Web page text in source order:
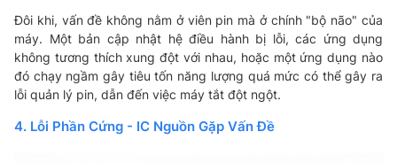
Đôi khi, vấn đề không nằm ở viên pin mà ở chính "bộ não" của
máy. Một bản cập nhật hệ điều hành bị lỗi, các ứng dụng
không tương thích xung đột với nhau, hoặc một ứng dụng nào
đó chạy ngầm gây tiêu tốn năng lượng quá mức có thể gây ra
lỗi quản lý pin, dẫn đến việc máy tắt đột ngột.
4. Lỗi Phần Cứng - IC Nguồn Gặp Vấn Đề